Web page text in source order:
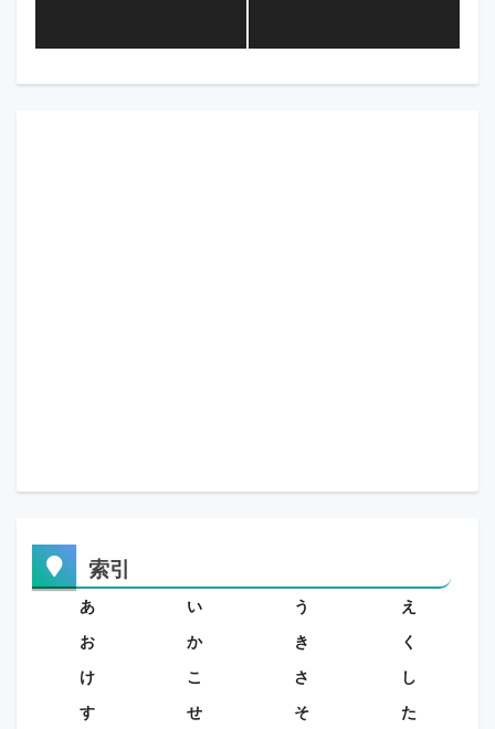
索引
あ い う
え
お
か き
く
け
こ さ
し
す
せ そ
た